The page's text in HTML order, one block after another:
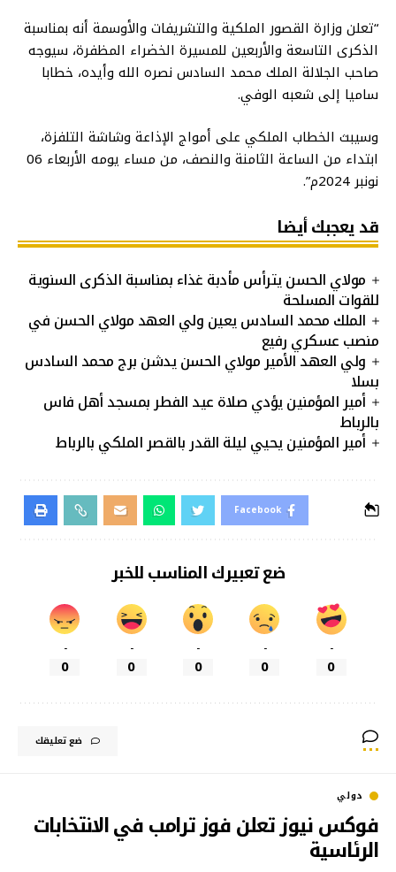
“تعلن وزارة القصور الملكية والتشريفات والأوسمة أنه بمناسبة
الذكرى التاسعة والأربعين للمسيرة الخضراء المظفرة، سيوجه
صاحب الجلالة الملك محمد السادس نصره الله وأيده، خطابا
ساميا إلى شعبه الوفي.
وسيبث الخطاب الملكي على أمواج الإذاعة وشاشة التلفزة،
ابتداء من الساعة الثامنة والنصف، من مساء يومه الأربعاء 06
نونبر 2024م”.
قد يعجبك أيضا
مولاي الحسن يترأس مأدبة غذاء بمناسبة الذكرى السنوية
للقوات المسلحة
الملك محمد السادس يعين ولي العهد مولاي الحسن في
منصب عسكري رفيع
ولي العهد الأمير مولاي الحسن يدشن برج محمد السادس
بسلا
أمير المؤمنين يؤدي صلاة عيد الفطر بمسجد أهل فاس
بالرباط
أمير المؤمنين يحيي ليلة القدر بالقصر الملكي بالرباط
Facebook
ضع تعبيرك المناسب للخبر
-
0
-
0
-
0
-
0
-
0
ضع تعليقك
دولي
فوكس نيوز تعلن فوز ترامب في الانتخابات
الرئاسية